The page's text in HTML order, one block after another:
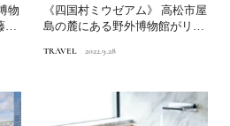
物
《四国村ミウゼアム》 高松市屋
島の麓にある野外博物館がリニ
TRAVEL 2022.9.28